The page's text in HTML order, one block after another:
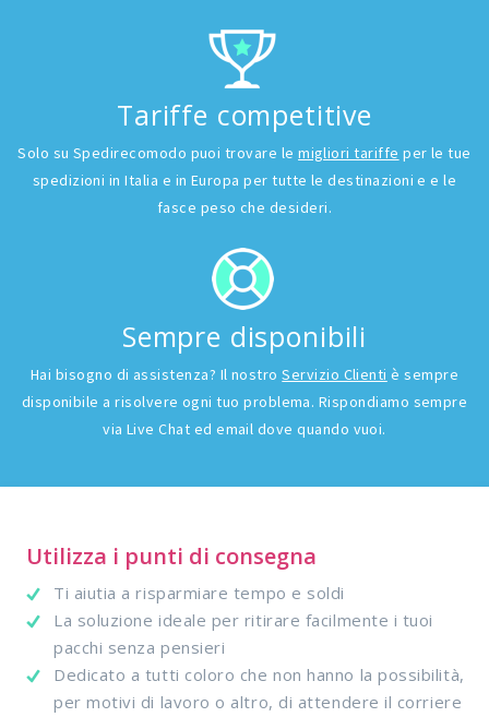
Tariffe competitive
Solo su Spedirecomodo puoi trovare lemigliori tariffe per le tue
spedizioni in Italia e in Europa per tutte le destinazioni e e le
fasce peso che desideri.
Sempre disponibili
Hai bisogno di assistenza? Il nostroServizio Clienti è sempre
disponibile a risolvere ogni tuo problema. Rispondiamo sempre
via Live Chat ed email dove quando vuoi.
Utilizza i punti di consegna
Ti aiutia a risparmiare tempo e soldi
La soluzione ideale per ritirare facilmente i tuoi
pacchi senza pensieri
Dedicato a tutti coloro che non hanno la possibilità,
per motivi di lavoro o altro, di attendere il corriere